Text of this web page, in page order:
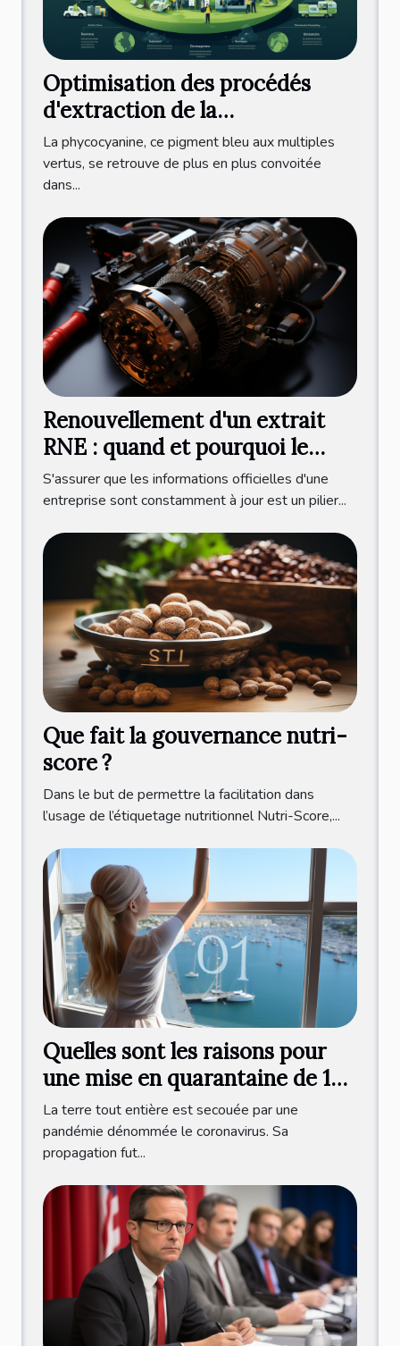
Optimisation des procédés
d'extraction de la
phycocyanine pour une
production durable et éco-
responsable
La phycocyanine, ce pigment bleu aux multiples
vertus, se retrouve de plus en plus convoitée
dans...
Renouvellement d'un extrait
RNE : quand et pourquoi le
faire ?
S'assurer que les informations officielles d'une
entreprise sont constamment à jour est un pilier...
Que fait la gouvernance nutri-
score ?
Dans le but de permettre la facilitation dans
l’usage de l’étiquetage nutritionnel Nutri-Score,...
Quelles sont les raisons pour
une mise en quarantaine de 10
jours après le test ?
La terre tout entière est secouée par une
pandémie dénommée le coronavirus. Sa
propagation fut...